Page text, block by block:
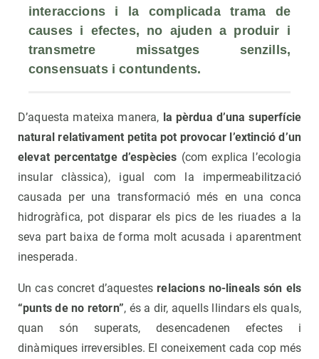
interaccions i la complicada trama de
causes i efectes, no ajuden a produir i
transmetre missatges senzills,
consensuats i contundents.
D’aquesta mateixa manera, la pèrdua d’una superfície
natural relativament petita pot provocar l’extinció d’un
elevat percentatge d’espècies (com explica l’ecologia
insular clàssica), igual com la impermeabilització
causada per una transformació més en una conca
hidrogràfica, pot disparar els pics de les riuades a la
seva part baixa de forma molt acusada i aparentment
inesperada.
Un cas concret d’aquestes relacions no-lineals són els
“punts de no retorn”, és a dir, aquells llindars els quals,
quan són superats, desencadenen efectes i
dinàmiques irreversibles. El coneixement cada cop més